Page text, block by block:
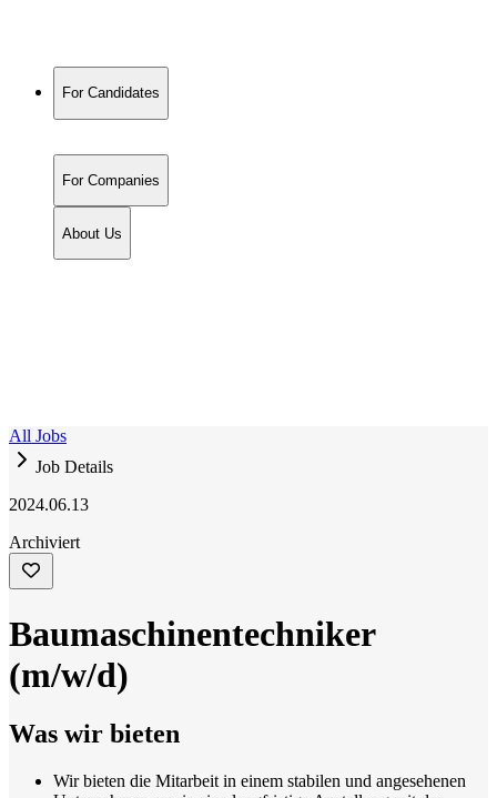
For Candidates
For Companies
About Us
All Jobs
Job Details
2024.06.13
Archiviert
Baumaschinentechniker
(m/w/d)
Was wir bieten
Wir bieten die Mitarbeit in einem stabilen und angesehenen